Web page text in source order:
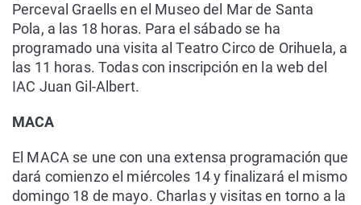
Perceval Graells en el Museo del Mar de Santa
Pola, a las 18 horas. Para el sábado se ha
programado una visita al Teatro Circo de Orihuela, a
las 11 horas. Todas con inscripción en la web del
IAC Juan Gil-Albert.
MACA
El MACA se une con una extensa programación que
dará comienzo el miércoles 14 y finalizará el mismo
domingo 18 de mayo. Charlas y visitas en torno a la